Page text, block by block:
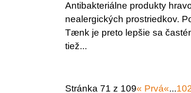
Antibakteriálne produkty
nealergických prostriedkov.
Tænk je preto lepšie sa
tiež...
Stránka 71 z 109« Prvá«...10